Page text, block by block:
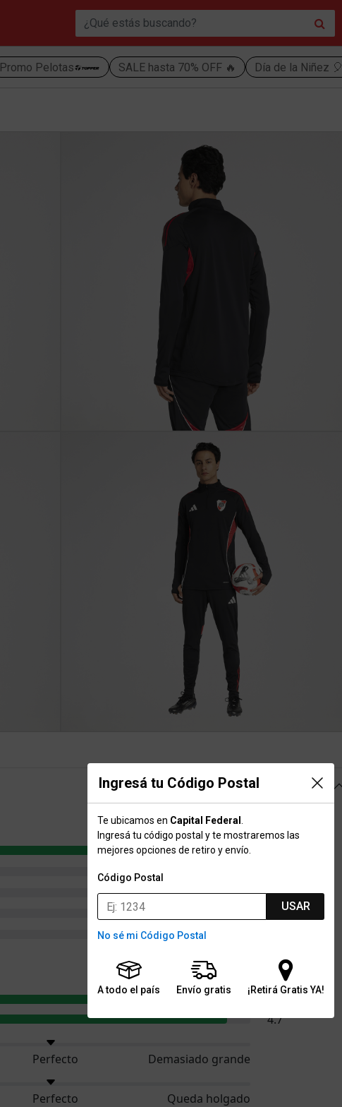
Promo Pelotas SALE hasta 70% OFF 🔥 Día de la Niñez 🎈
Ingresá tu Código Postal
Te ubicamos en Capital Federal
Ingresá tu código postal y te mostraremos las
mejores opciones de retiro y envío.
Código Postal
USAR
No sé mi Código Postal
A todo el país Envío gratis ¡Retirá Gratis YA!
4.7
0
4.7
4.7
Perfecto
Demasiado grande
Perfecto Queda holgado